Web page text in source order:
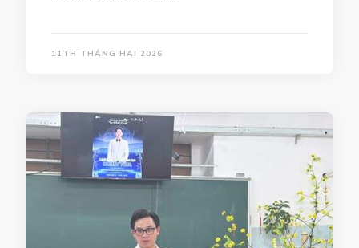
11TH THÁNG HAI 2026